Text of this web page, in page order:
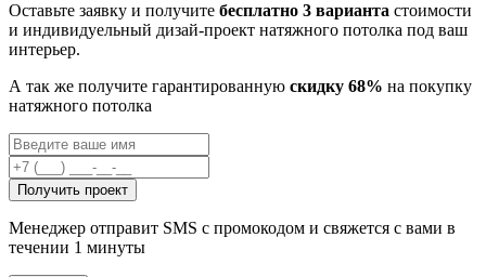
Оставьте заявку и получите бесплатно 3 варианта стоимости
и индивидуельный дизай-проект натяжного потолка под ваш
интерьер.
А так же получите гарантированную скидку 68% на покупку
натяжного потолка
Получить проект
Менеджер отправит SMS с промокодом и свяжется с вами в
течении 1 минуты